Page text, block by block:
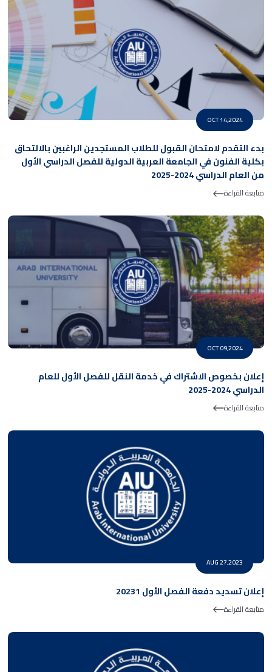
OCT 14,2024
بدء التقدم لامتحان القبول للطلاب المستجدين الراغبين بالالتحاق
بكلية الفنون في الجامعة العربية الدولية للفصل الدراسي الأول
من العام الدراسي 2024-2025
متابعة القراءة
OCT 09,2024
إعلان بخصوص الاشتراك في خدمة النقل للفصل الأول للعام
الدراسي 2024-2025
متابعة القراءة
AUG 27,2023
إعلان تسديد دفعة الفصل الأول 20231
متابعة القراءة